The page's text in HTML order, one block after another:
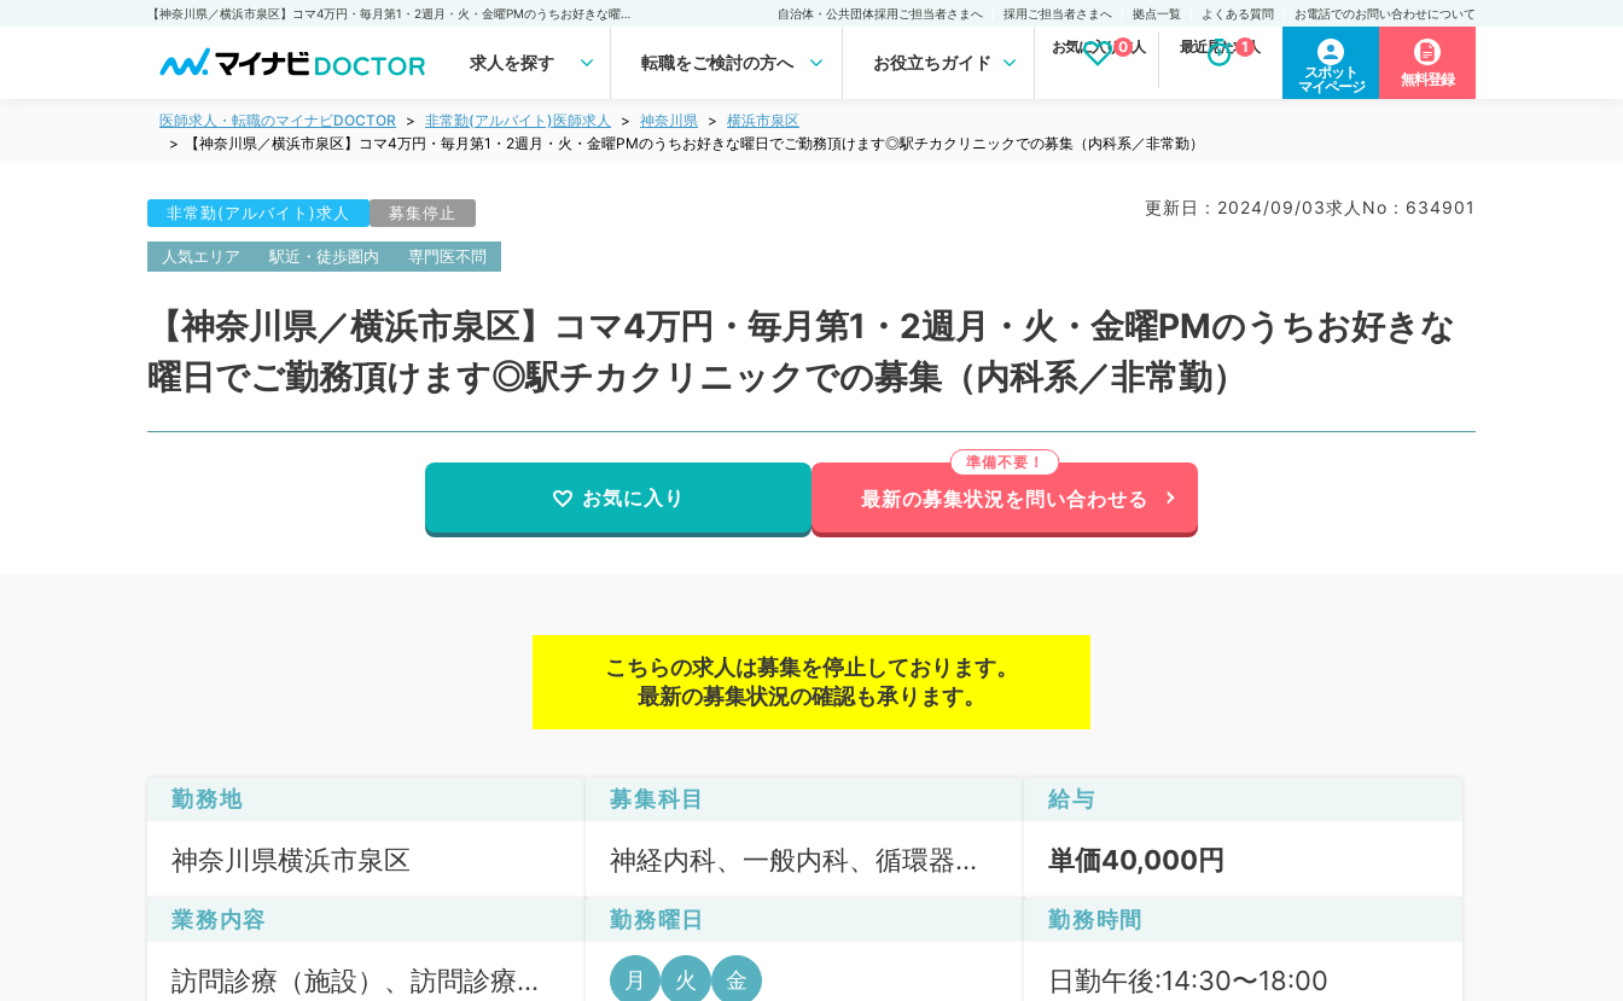
自治体・公共団体採用ご担当者さまへ 採用ご担当者さまへ 拠点一覧 よくある質問 お電話でのお問い合わせについて
求人を探す 転職をご検討の方へ お役立ちガイド
お気に入り求人
0 最近見た求人
1
スポット
マイページ
無料登録
医師求人・転職のマイナビDOCTOR 非常勤(アルバイト)医師求人 神奈川県
横浜市泉区
【神奈川県／横浜市泉区】コマ4万円・毎月第1・2週月・火・金曜PMのうちお好きな曜日でご勤務頂けます◎駅チカクリニックでの募集（内科系／非常勤）
非常勤(アルバイト)求人 募集停止 更新日 : 2024/09/03求人No : 634901
人気エリア 駅近・徒歩圏内 専門医不問
【神奈川県／横浜市泉区】コマ4万円・毎月第1・2週月・火・金曜PMのうちお好きな
曜日でご勤務頂けます◎駅チカクリニックでの募集（内科系／非常勤）
お気に入り 最新の募集状況を問い合わせる
こちらの求人は募集を停止しております。
最新の募集状況の確認も承ります。
勤務地
神奈川県横浜市泉区
募集科目
神経内科、一般内科、循環器内
内分泌・代謝内科、腎臓内科、
老年内科、血液内科、膠原病科
給与
単価40,000円
業務内容
訪問診療（施設）、訪問診療
勤務曜日
月 火 金
勤務時間
日勤午後:14:30〜18:00